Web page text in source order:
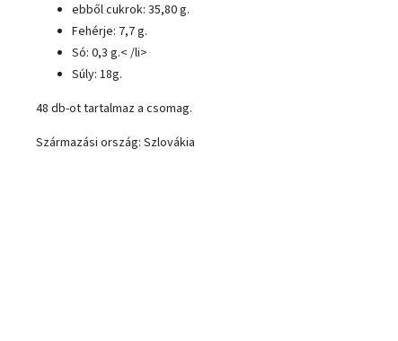
ebből cukrok: 35,80 g.
Fehérje: 7,7 g.
Só: 0,3 g.< /li>
Súly: 18g.
48 db-ot tartalmaz a csomag.
Származási ország: Szlovákia